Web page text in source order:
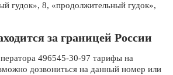
гудок», 8, «продолжительный гудок»,
за границей России
496545-30-97 тарифы на
дозвониться на данный номер или